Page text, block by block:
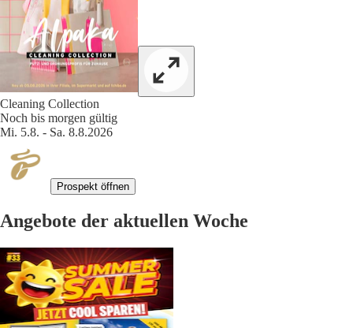
Cleaning Collection
Noch bis morgen gültig
Mi. 5.8. - Sa. 8.8.2026
Prospekt öffnen
Angebote der aktuellen Woche